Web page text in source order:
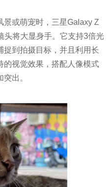
景或萌宠时，三星Galaxy Z
头将大显身手。它支持3倍光
捉到拍摄目标，并且利用长
的视觉效果，搭配人像模式
出。